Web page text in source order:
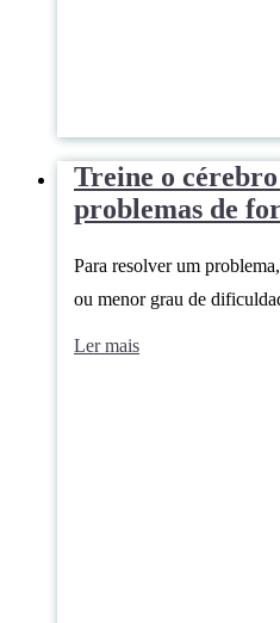
Treine o
problemas de
Para resolver um
ou menor grau de
Ler mais